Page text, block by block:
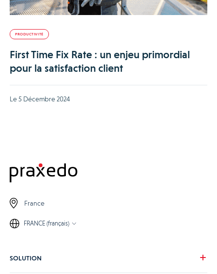
PRODUCTIVITÉ
First Time Fix Rate : un enjeu primordial
pour la satisfaction client
Le 5 Décembre 2024
France
FRANCE (français)
SOLUTION